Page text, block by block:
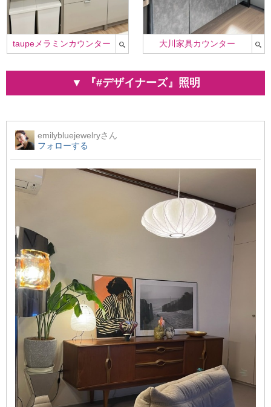
taupeメラミンカウンター 大川家具カウンター
▼ 『#デザイナーズ』照明
emilybluejewelryさん
フォローする